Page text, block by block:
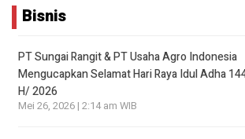
Bisnis
PT Sungai Rangit & PT Usaha Agro Indonesia
Mengucapkan Selamat Hari Raya Idul Adha
H/ 2026
Mei 26, 2026 | 2:14 am WIB